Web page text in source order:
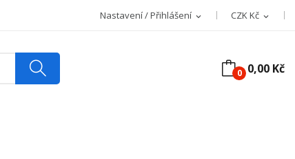
CZK Kč expand_more
Nastavení / Přihlášení expand_more
0 0,00 Kč